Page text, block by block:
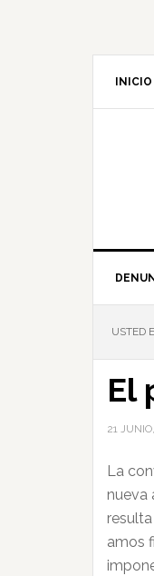
INICIO
USTED
El
21
La
nueva
amos